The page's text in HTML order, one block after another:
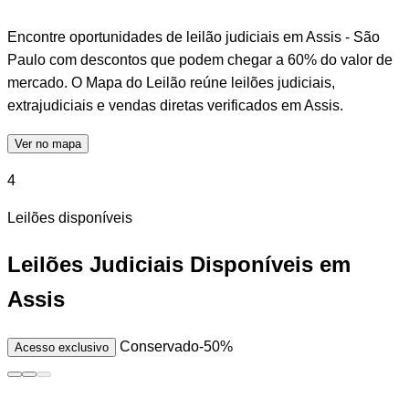
Encontre oportunidades de leilão judiciais em Assis - São
Paulo com descontos que podem chegar a 60% do valor de
mercado. O Mapa do Leilão reúne leilões judiciais,
extrajudiciais e vendas diretas verificados em Assis.
Ver no mapa
4
Leilões disponíveis
Leilões Judiciais Disponíveis em
Assis
Acesso exclusivo Conservado-50%